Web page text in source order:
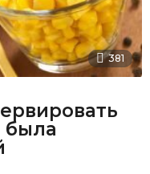
381
была